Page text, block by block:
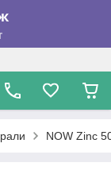
NOW Zinc